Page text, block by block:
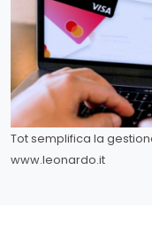
Tot semplifica la
www.leonardo.it